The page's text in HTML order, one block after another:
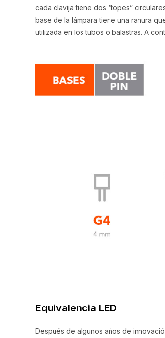
cada clavija tiene dos “topes”
base de la lámpara tiene una ranura
utilizada en los tubos o balastras. A
Equivalencia LED
Después de algunos años de